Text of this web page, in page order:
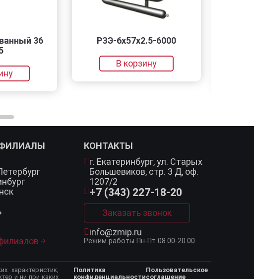
РЗЭ-6x57x2.5-6000
Круг дюралевый 130
КОНТАКТЫ
г. Екатеринбург,ул. Старых
Большевиков, стр. 3 Д, оф.
1207/2
+7 (343) 227-18-20
Заказать звонок
info@zmip.ru
Режим работы Пн-Пт 08.00-20.00
характеристик,
и ни при каких
Политика
конфиденциальности
Пользовательское
соглашение